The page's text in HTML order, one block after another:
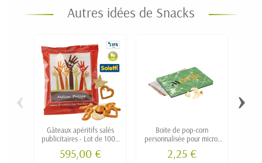
Autres idées de Snacks
Gâteaux apéritifs salés
publicitaires - Lot de 1000
595,00 €
Boite de pop-corn
personnalisée pour micro-
2,25 €
‹ ›